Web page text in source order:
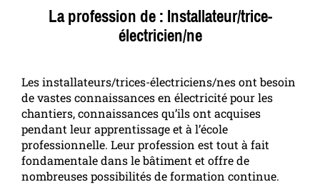
La profession de : Installateur/trice-
électricien/ne
Les installateurs/trices-électriciens/nes ont besoin
de vastes connaissances en électricité pour les
chantiers, connaissances qu’ils ont acquises
pendant leur apprentissage et à l’école
professionnelle. Leur profession est tout à fait
fondamentale dans le bâtiment et offre de
nombreuses possibilités de formation continue.